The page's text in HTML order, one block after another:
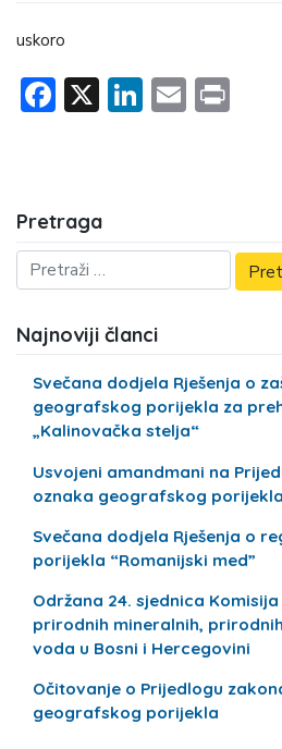
uskoro
Facebook
X LinkedIn
Email
Pretraga
Najnoviji članci
Svečana dodjela Rješenja o
geografskog porijekla za
„Kalinovačka stelja“
Usvojeni amandmani na
oznaka geografskog porijekla
Svečana dodjela Rješenja o
porijekla “Romanijski med”
Održana 24. sjednica
prirodnih mineralnih,
voda u Bosni i Hercegovini
Očitovanje o Prijedlogu
geografskog porijekla